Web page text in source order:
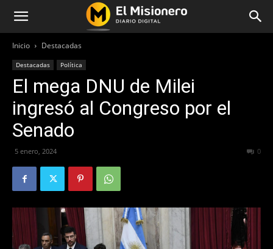
Inicio Destacadas
Destacadas Política
El mega DNU de Milei
ingresó al Congreso por el
Senado
5 enero, 2024 0